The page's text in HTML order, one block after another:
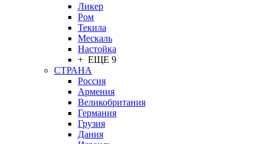
Ликер
Ром
Текила
Мескаль
Настойка
+ ЕЩЕ 9
СТРАНА
Россия
Армения
Великобритания
Германия
Грузия
Дания